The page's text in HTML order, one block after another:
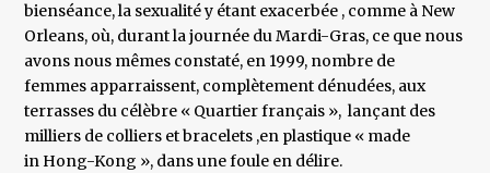
bienséance, la sexualité y étant exacerbée , comme à New
Orleans, où, durant la journée du Mardi-Gras, ce que nous
avons nous mêmes constaté, en 1999, nombre de
femmes apparraissent, complètement dénudées, aux
terrasses du célèbre « Quartier français », lançant des
milliers de colliers et bracelets ,en plastique « made
in Hong-Kong », dans une foule en délire.